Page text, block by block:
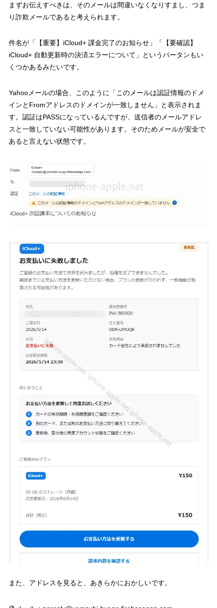
まずお伝えすべきは、そのメールは間違いなくなりすまし、つま
り詐欺メールであると考えられます。
件名が「【重要】iCloud+ 課金完了のお知らせ」「【要確認】
iCloud+ 自動更新時の決済エラーについて」というパータンもい
くつかあるみたいです。
Yahooメールの場合、このように「このメールは認証情報のドメ
インとFromアドレスのドメインが一致しません」と表示されま
す。認証はPASSになっているんですが、送信者のメールアドレ
スと一致していない可能性があります。そのためメールが安全で
あると言えない状態です。
また、アドレスを見ると、あきらかにおかしいです。